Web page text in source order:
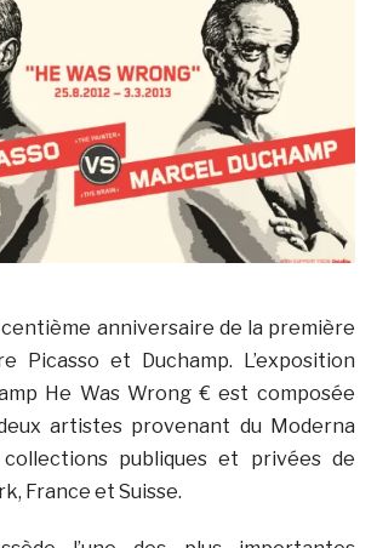
centième anniversaire de la première
Picasso et Duchamp. L’exposition
He Was Wrong € est composée
artistes provenant du Moderna
publiques et privées de
France et Suisse.